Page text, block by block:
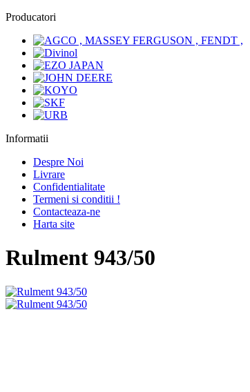
Producatori
Informatii
Despre Noi
Livrare
Confidentialitate
Termeni si conditii !
Contacteaza-ne
Harta site
Rulment 943/50